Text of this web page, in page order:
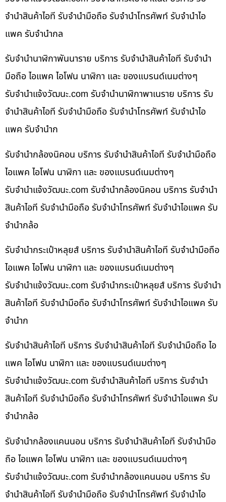
จำนำสินค้าไอที รับจำนำมือถือ รับจำนำโทรศัพท์ รับจำนำไอ
แพค รับจำนำกล
รับจำนำนาฬิกาพันนาราย บริการ รับจำนำสินค้าไอที รับจำนำ
มือถือ ไอแพค ไอโฟน นาฬิกา และ ของแบรนด์เนมต่างๆ
รับจํานําแจ้งวัฒนะ.com รับจำนำนาฬิกาพาเนราย บริการ รับ
จำนำสินค้าไอที รับจำนำมือถือ รับจำนำโทรศัพท์ รับจำนำไอ
แพค รับจำนำก
รับจำนำกล้องนิคอน บริการ รับจำนำสินค้าไอที รับจำนำมือถือ
ไอแพค ไอโฟน นาฬิกา และ ของแบรนด์เนมต่างๆ
รับจํานําแจ้งวัฒนะ.com รับจำนำกล้องนิคอน บริการ รับจำนำ
สินค้าไอที รับจำนำมือถือ รับจำนำโทรศัพท์ รับจำนำไอแพค รับ
จำนำกล้อ
รับจำนำกระเป๋าหลุยส์ บริการ รับจำนำสินค้าไอที รับจำนำมือถือ
ไอแพค ไอโฟน นาฬิกา และ ของแบรนด์เนมต่างๆ
รับจํานําแจ้งวัฒนะ.com รับจำนำกระเป๋าหลุยส์ บริการ รับจำนำ
สินค้าไอที รับจำนำมือถือ รับจำนำโทรศัพท์ รับจำนำไอแพค รับ
จำนำก
รับจำนำสินค้าไอที บริการ รับจำนำสินค้าไอที รับจำนำมือถือ ไอ
แพค ไอโฟน นาฬิกา และ ของแบรนด์เนมต่างๆ
รับจํานําแจ้งวัฒนะ.com รับจำนำสินค้าไอที บริการ รับจำนำ
สินค้าไอที รับจำนำมือถือ รับจำนำโทรศัพท์ รับจำนำไอแพค รับ
จำนำกล้อ
รับจำนำกล้องแคนนอน บริการ รับจำนำสินค้าไอที รับจำนำมือ
ถือ ไอแพค ไอโฟน นาฬิกา และ ของแบรนด์เนมต่างๆ
รับจํานําแจ้งวัฒนะ.com รับจำนำกล้องแคนนอน บริการ รับ
จำนำสินค้าไอที รับจำนำมือถือ รับจำนำโทรศัพท์ รับจำนำไอ